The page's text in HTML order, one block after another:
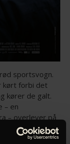
sportsvogn.
kørt forbi det
kører de galt.
– en
– overlever på
og plejet af den
overværede